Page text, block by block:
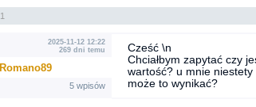
1
2025-11-12 12:22
269 dni temu
Romano89
5 wpisów
Cześć \n
Chciałbym zapytać czy
wartość? u mnie
może to wynikać?